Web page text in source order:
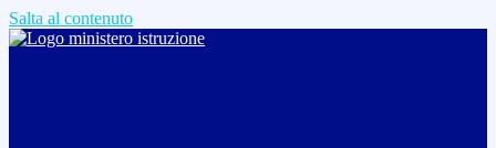
Salta al contenuto